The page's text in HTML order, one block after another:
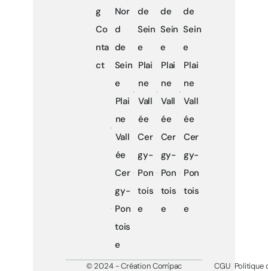
g
Co
nta
ct
Nor
d
de
Sein
e
Plai
ne
Vall
ée
Cer
gy-
Pon
tois
e
de
Sein
e
Plai
ne
Vall
ée
Cer
gy-
Pon
tois
e
de
Sein
e
Plai
ne
Vall
ée
Cer
gy-
Pon
tois
e
de
Sein
e
Plai
ne
Vall
ée
Cer
gy-
Pon
tois
e
© 2024 - Création Com'pac CGU Politique